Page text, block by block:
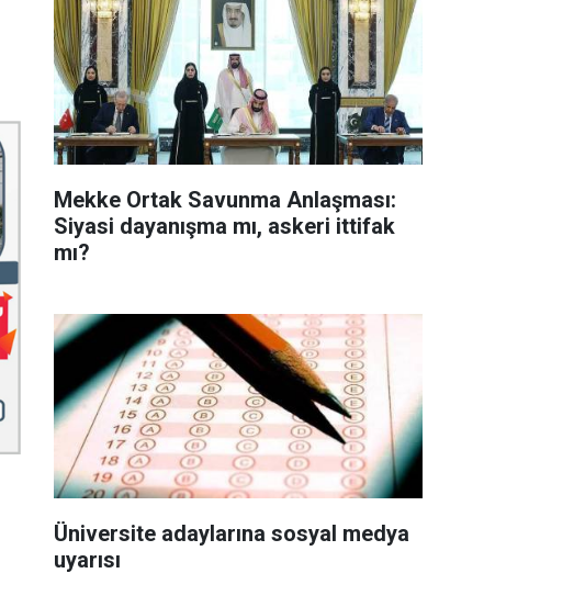
Mekke Ortak Savunma Anlaşması:
Siyasi dayanışma mı, askeri ittifak
mı?
Üniversite adaylarına sosyal medya
uyarısı